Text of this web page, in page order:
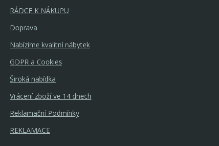
RÁDCE K NÁKUPU
Doprava
Nabízíme kvalitní nábytek
GDPR a Cookies
Široká nabídka
Vrácení zboží ve 14 dnech
Reklamační Podmínky
REKLAMACE